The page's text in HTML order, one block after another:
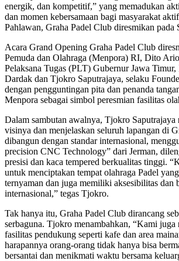
energik, dan kompetitif,” yang memadukan
dan momen kebersamaan bagi masyarakat
Pahlawan, Graha Padel Club diresmikan pada
Acara Grand Opening Graha Padel Club
Pemuda dan Olahraga (Menpora) RI, Dito
Pelaksana Tugas (PLT) Gubernur Jawa
Dardak dan Tjokro Saputrajaya, selaku
dengan pengguntingan pita dan penanda
Menpora sebagai simbol peresmian fasilitas
Dalam sambutan awalnya, Tjokro Saputrajaya
visinya dan menjelaskan seluruh lapangan di
dibangun dengan standar internasional,
precision CNC Technology” dari Jerman,
presisi dan kaca tempered berkualitas tinggi.
untuk menciptakan tempat olahraga Padel
ternyaman dan juga memiliki aksesibilitas dan
internasional,” tegas Tjokro.
Tak hanya itu, Graha Padel Club dirancang
serbaguna. Tjokro menambahkan, “Kami juga
fasilitas pendukung seperti kafe dan area
harapannya orang-orang tidak hanya bisa
bersantai dan menikmati waktu bersama